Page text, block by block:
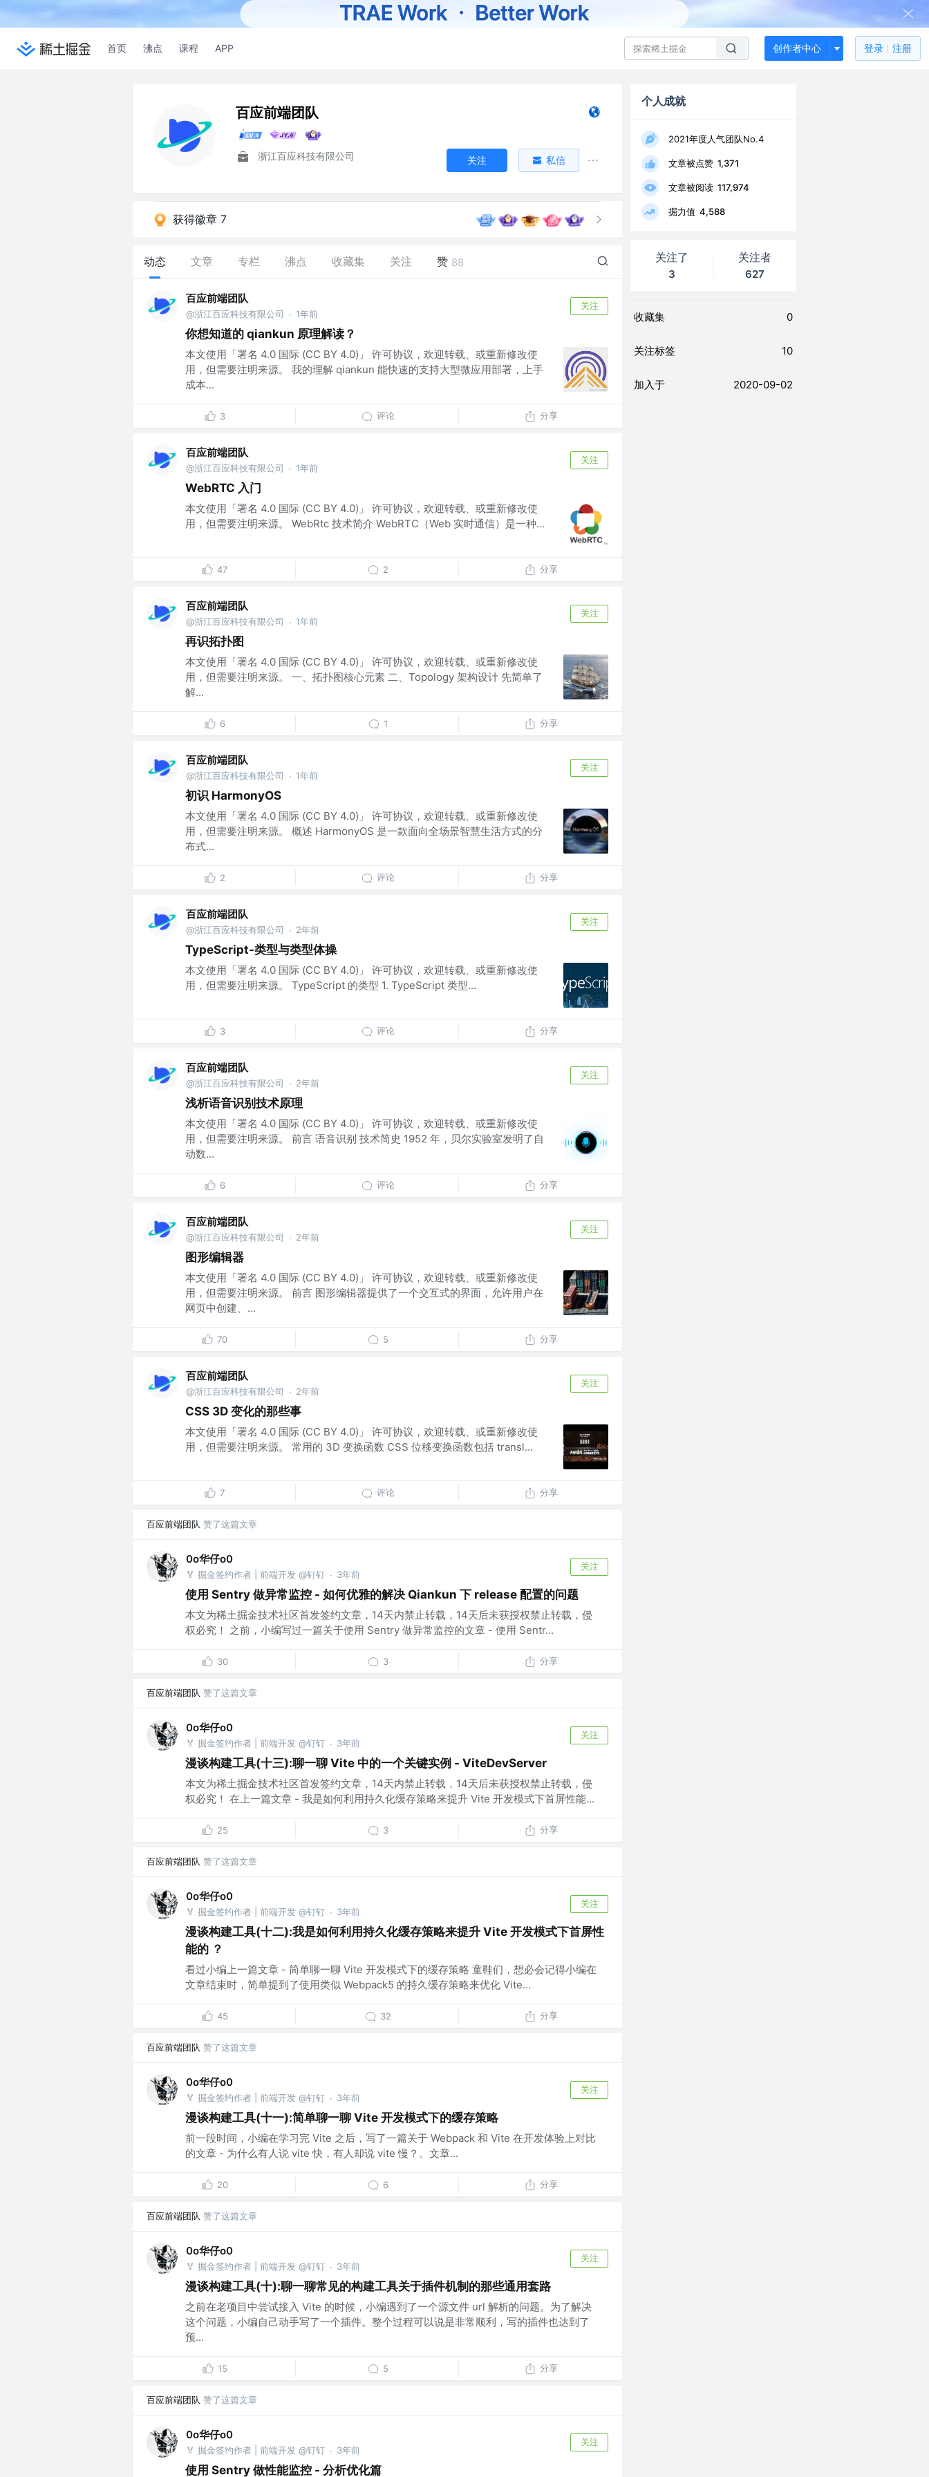
首页 沸点 课程 APP 创作者中心 登录 注册
百应前端团队
浙江百应科技有限公司 关注 私信
获得徽章 7
动态 文章 专栏 沸点 收藏集 关注 赞 88
百应前端团队
@浙江百应科技有限公司 · 1年前
关注
你想知道的 qiankun 原理解读？
本文使用「署名 4.0 国际 (CC BY 4.0)」 许可协议，欢迎转载、或重新修改使
用，但需要注明来源。 我的理解 qiankun 能快速的支持大型微应用部署，上手
成本...
3 评论 分享
百应前端团队
@浙江百应科技有限公司 · 1年前
关注
WebRTC 入门
本文使用「署名 4.0 国际 (CC BY 4.0)」 许可协议，欢迎转载、或重新修改使
用，但需要注明来源。 WebRtc 技术简介 WebRTC（Web 实时通信）是一种...
47 2 分享
百应前端团队
@浙江百应科技有限公司 · 1年前
关注
再识拓扑图
本文使用「署名 4.0 国际 (CC BY 4.0)」 许可协议，欢迎转载、或重新修改使
用，但需要注明来源。 一、拓扑图核心元素 二、Topology 架构设计 先简单了
解...
6 1 分享
百应前端团队
@浙江百应科技有限公司 · 1年前
关注
初识 HarmonyOS
本文使用「署名 4.0 国际 (CC BY 4.0)」 许可协议，欢迎转载、或重新修改使
用，但需要注明来源。 概述 HarmonyOS 是一款面向全场景智慧生活方式的分
布式...
2 评论 分享
百应前端团队
@浙江百应科技有限公司 · 2年前
关注
TypeScript-类型与类型体操
本文使用「署名 4.0 国际 (CC BY 4.0)」 许可协议，欢迎转载、或重新修改使
用，但需要注明来源。 TypeScript 的类型 1. TypeScript 类型...
3 评论 分享
百应前端团队
@浙江百应科技有限公司 · 2年前
关注
浅析语音识别技术原理
本文使用「署名 4.0 国际 (CC BY 4.0)」 许可协议，欢迎转载、或重新修改使
用，但需要注明来源。 前言 语音识别 技术简史 1952 年，贝尔实验室发明了自
动数...
6 评论 分享
百应前端团队
@浙江百应科技有限公司 · 2年前
关注
图形编辑器
本文使用「署名 4.0 国际 (CC BY 4.0)」 许可协议，欢迎转载、或重新修改使
用，但需要注明来源。 前言 图形编辑器提供了一个交互式的界面，允许用户在
网页中创建、...
70 5 分享
百应前端团队
@浙江百应科技有限公司 · 2年前
关注
CSS 3D 变化的那些事
本文使用「署名 4.0 国际 (CC BY 4.0)」 许可协议，欢迎转载、或重新修改使
用，但需要注明来源。 常用的 3D 变换函数 CSS 位移变换函数包括 transl...
7 评论 分享
百应前端团队 赞了这篇文章
0o华仔o0
🏅 掘金签约作者 | 前端开发 @钉钉 · 3年前
关注
使用 Sentry 做异常监控 - 如何优雅的解决 Qiankun 下 release 配置的问题
本文为稀土掘金技术社区首发签约文章，14天内禁止转载，14天后未获授权禁止转载，侵
权必究！ 之前，小编写过一篇关于使用 Sentry 做异常监控的文章 - 使用 Sentr...
30 3 分享
百应前端团队 赞了这篇文章
0o华仔o0
🏅 掘金签约作者 | 前端开发 @钉钉 · 3年前
关注
漫谈构建工具(十三):聊一聊 Vite 中的一个关键实例 - ViteDevServer
本文为稀土掘金技术社区首发签约文章，14天内禁止转载，14天后未获授权禁止转载，侵
权必究！ 在上一篇文章 - 我是如何利用持久化缓存策略来提升 Vite 开发模式下首屏性能...
25 3 分享
百应前端团队 赞了这篇文章
0o华仔o0
🏅 掘金签约作者 | 前端开发 @钉钉 · 3年前
关注
漫谈构建工具(十二):我是如何利用持久化缓存策略来提升 Vite 开发模式下首屏性
能的 ？
看过小编上一篇文章 - 简单聊一聊 Vite 开发模式下的缓存策略 童鞋们，想必会记得小编在
文章结束时，简单提到了使用类似 Webpack5 的持久缓存策略来优化 Vite...
45 32 分享
百应前端团队 赞了这篇文章
0o华仔o0
🏅 掘金签约作者 | 前端开发 @钉钉 · 3年前
关注
漫谈构建工具(十一):简单聊一聊 Vite 开发模式下的缓存策略
前一段时间，小编在学习完 Vite 之后，写了一篇关于 Webpack 和 Vite 在开发体验上对比
的文章 - 为什么有人说 vite 快，有人却说 vite 慢？。文章...
20 6 分享
百应前端团队 赞了这篇文章
0o华仔o0
🏅 掘金签约作者 | 前端开发 @钉钉 · 3年前
关注
漫谈构建工具(十):聊一聊常见的构建工具关于插件机制的那些通用套路
之前在老项目中尝试接入 Vite 的时候，小编遇到了一个源文件 url 解析的问题。为了解决
这个问题，小编自己动手写了一个插件。整个过程可以说是非常顺利，写的插件也达到了
预...
15 5 分享
百应前端团队 赞了这篇文章
0o华仔o0
🏅 掘金签约作者 | 前端开发 @钉钉 · 3年前
关注
使用 Sentry 做性能监控 - 分析优化篇
个人成就
2021年度人气团队No.4
文章被点赞 1,371
文章被阅读 117,974
掘力值 4,588
关注了
3
关注者
627
收藏集 0
关注标签 10
加入于 2020-09-02